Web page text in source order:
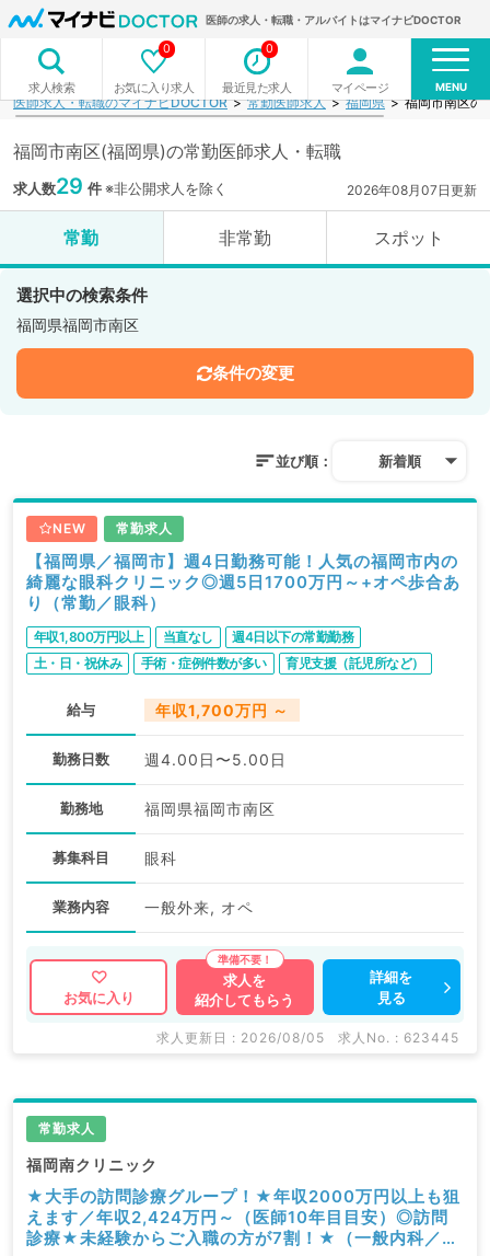
医師の求人・転職・アルバイトはマイナビDOCTOR
求人検索 お気に入り求人
0
最近見た求人
0
マイページ MENU
医師求人・転職のマイナビDOCTOR 常勤医師求人 福岡県 福岡市南区の
福岡市南区(福岡県)の常勤医師求人・転職
求人数29 件※非公開求人を除く 2026年08月07日更新
常勤 非常勤 スポット
選択中の検索条件
福岡県福岡市南区
条件の変更
並び順： 新着順
NEW 常勤求人
【福岡県／福岡市】週4日勤務可能！人気の福岡市内の
綺麗な眼科クリニック◎週5日1700万円～+オペ歩合あ
り（常勤／眼科）
年収1,800万円以上 当直なし
週4日以下の常勤勤務
土・日・祝休み
手術・症例件数が多い 育児支援（託児所など）
給与 年収1,700万円 ～
勤務日数 週4.00日〜5.00日
勤務地 福岡県福岡市南区
募集科目 眼科
業務内容 一般外来, オペ
お気に入り
求人を
紹介してもらう
詳細を
見る
求人更新日 : 2026/08/05 求人No. : 623445
常勤求人
福岡南クリニック
★大手の訪問診療グループ！★年収2000万円以上も狙
えます／年収2,424万円～（医師10年目目安）◎訪問
診療★未経験からご入職の方が7割！★（一般内科／常